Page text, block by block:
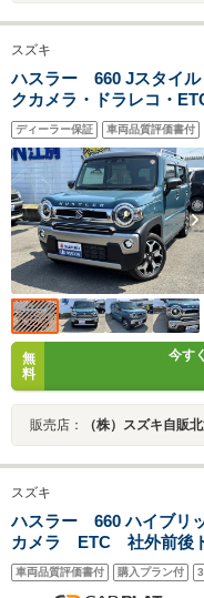
スズキ
ハスラー 660 Jスタイ
クカメラ・ドラレコ・
ディーラー保証 車両品質評価書付
無
料
今す
販売店： （株）スズキ自販
スズキ
ハスラー 660 ハイブリ
カメラ ETC 社外前後
イヤ付き
車両品質評価書付 購入プラン付